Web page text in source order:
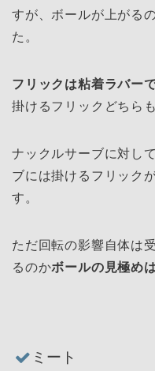
すが、ボールが上がる
た。
フリックは粘着ラバー
掛けるフリックどちら
ナックルサーブに対し
ブには掛けるフリック
す。
ただ回転の影響自体は
るのかボールの見極め
ミート